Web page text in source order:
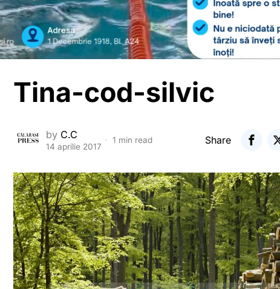
Tina-cod-silvic
by C.C
14 aprilie 2017
1 min read Share